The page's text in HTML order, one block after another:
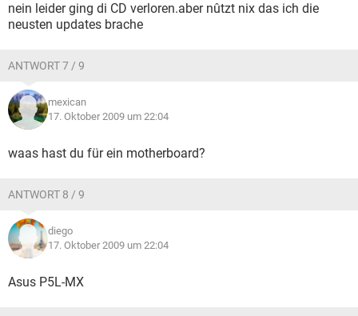
nein leider ging di CD verloren.aber nûtzt nix das ich die
neusten updates brache
ANTWORT 7 / 9
mexican
17. Oktober 2009 um 22:04
waas hast du für ein motherboard?
ANTWORT 8 / 9
diego
17. Oktober 2009 um 22:04
Asus P5L-MX